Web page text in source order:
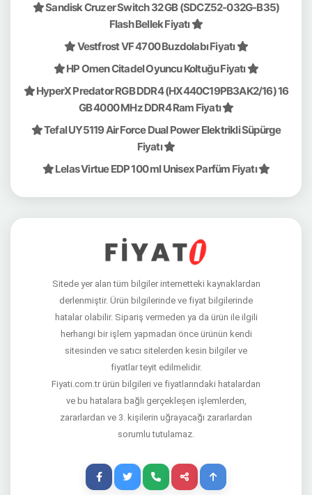
Sandisk Cruzer Switch 32 GB (SDCZ52-032G-B35)
Flash Bellek Fiyatı
Vestfrost VF 4700 Buzdolabı Fiyatı
HP Omen Citadel Oyuncu Koltuğu Fiyatı
HyperX Predator RGB DDR4 (HX440C19PB3AK2/16) 16
GB 4000 MHz DDR4 Ram Fiyatı
Tefal UY5119 Air Force Dual Power Elektrikli Süpürge
Fiyatı
Lelas Virtue EDP 100 ml Unisex Parfüm Fiyatı
Sitede yer alan tüm bilgiler internetteki kaynaklardan
derlenmiştir. Ürün bilgilerinde ve fiyat bilgilerinde
hatalar olabilir. Sipariş vermeden ya da ürün ile ilgili
herhangi bir işlem yapmadan önce ürünün kendi
sitesinden ve satıcı sitelerden kesin bilgiler ve
fiyatlar teyit edilmelidir.
Fiyati.com.tr ürün bilgileri ve fiyatlarındaki hatalardan
ve bu hatalara bağlı gerçekleşen işlemlerden,
zararlardan ve 3. kişilerin uğrayacağı zararlardan
sorumlu tutulamaz.